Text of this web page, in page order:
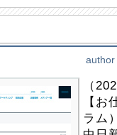
（
【お
ラム